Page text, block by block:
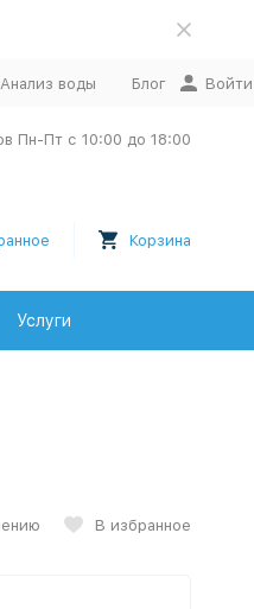
Анализ воды Блог Войти
Пн-Пт с 10:00 до 18:00
Корзина
Услуги
В избранное